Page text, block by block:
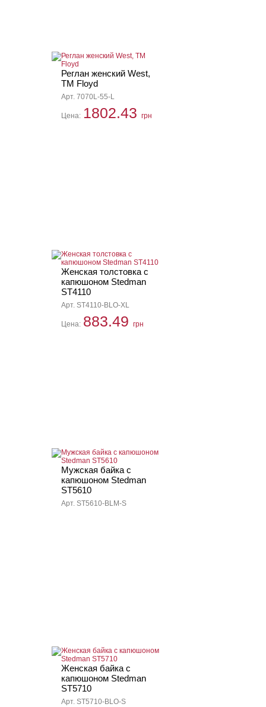
Реглан женский West,
ТМ Floyd
Арт. 7070L-55-L
Цена: 1802.43 грн
Женская толстовка с
капюшоном Stedman
ST4110
Арт. ST4110-BLO-XL
Цена: 883.49 грн
Мужская байка с
капюшоном Stedman
ST5610
Арт. ST5610-BLM-S
Женская байка с
капюшоном Stedman
ST5710
Арт. ST5710-BLO-S